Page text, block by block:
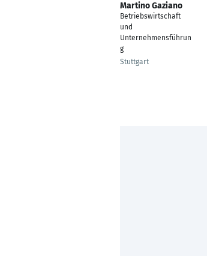
Martino Gaziano
Betriebswirtschaft
und
Unternehmensführun
g
Stuttgart